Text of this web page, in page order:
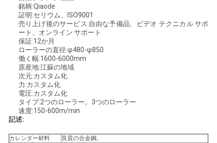
い
銘柄:Qiaode
証明:セリウム、ISO9001
売り上げ後のサービス:自由な予備品、ビデオ テクニカル サポ
ート、オンライン サポート
保証:12か月
ローラーの直径:φ480-φ850
働く幅:1600-6000mm
原産地:江蘇の地域
次元:カスタム化
力:カスタム化
電圧:カスタム化
タイプ:2つのローラー。3つのローラー
速度:150-600m/min
記述:
カレンダー材料
良質の合金鋼。